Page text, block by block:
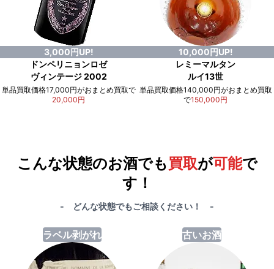
3,000円UP!
ドンペリニョンロゼ
ヴィンテージ 2002
単品買取価格17,000円がおまとめ買取で
20,000円
10,000円UP!
レミーマルタン
ルイ13世
単品買取価格140,000円がおまとめ買取
で150,000円
こんな状態のお酒でも買取が可能で
す！
- どんな状態でもご相談ください！ -
ラベル剥がれ 古いお酒